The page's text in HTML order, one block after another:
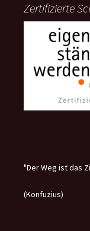
Zertifizierte
"Der Weg ist das
(Konfuzius)